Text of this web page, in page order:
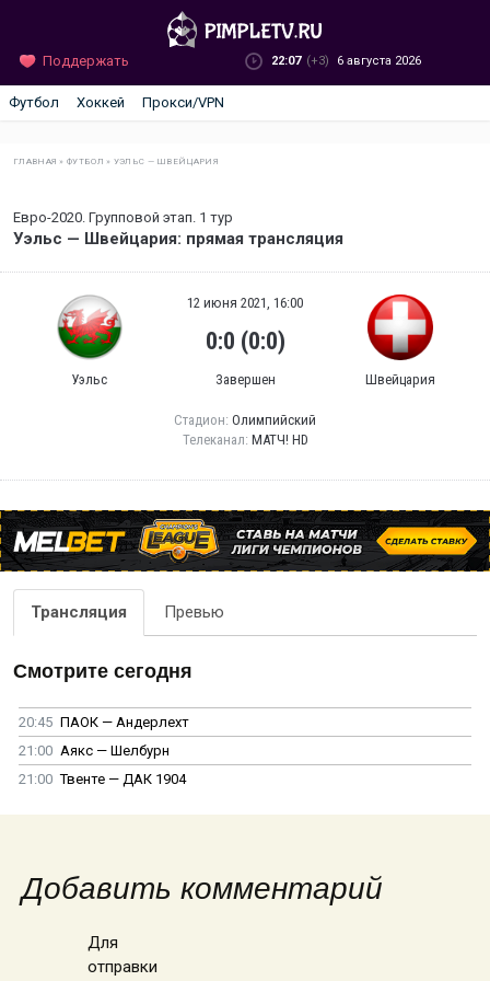
Поддержать 22:07 (+3) 6 августа 2026
Футбол Хоккей Прокси/VPN
ГЛАВНАЯ »ФУТБОЛ » УЭЛЬС — ШВЕЙЦАРИЯ
Евро-2020. Групповой этап. 1 тур
Уэльс — Швейцария: прямая трансляция
Уэльс
12 июня 2021, 16:00
0:0 (0:0)
Завершен Швейцария
Стадион: Олимпийский
Телеканал: МАТЧ! HD
Трансляция Превью
Смотрите сегодня
20:45 ПАОК — Андерлехт
21:00 Аякс — Шелбурн
21:00 Твенте — ДАК 1904
Добавить комментарий
Для
отправки